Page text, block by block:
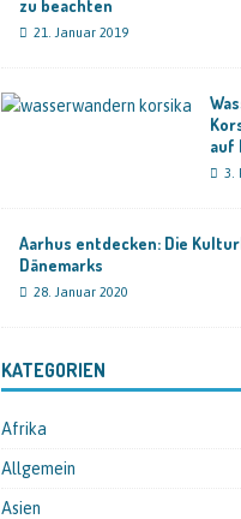
zu beachten
21. Januar 2019
auf
3.
Aarhus entdecken: Die
Dänemarks
28. Januar 2020
KATEGORIEN
Afrika
Allgemein
Asien